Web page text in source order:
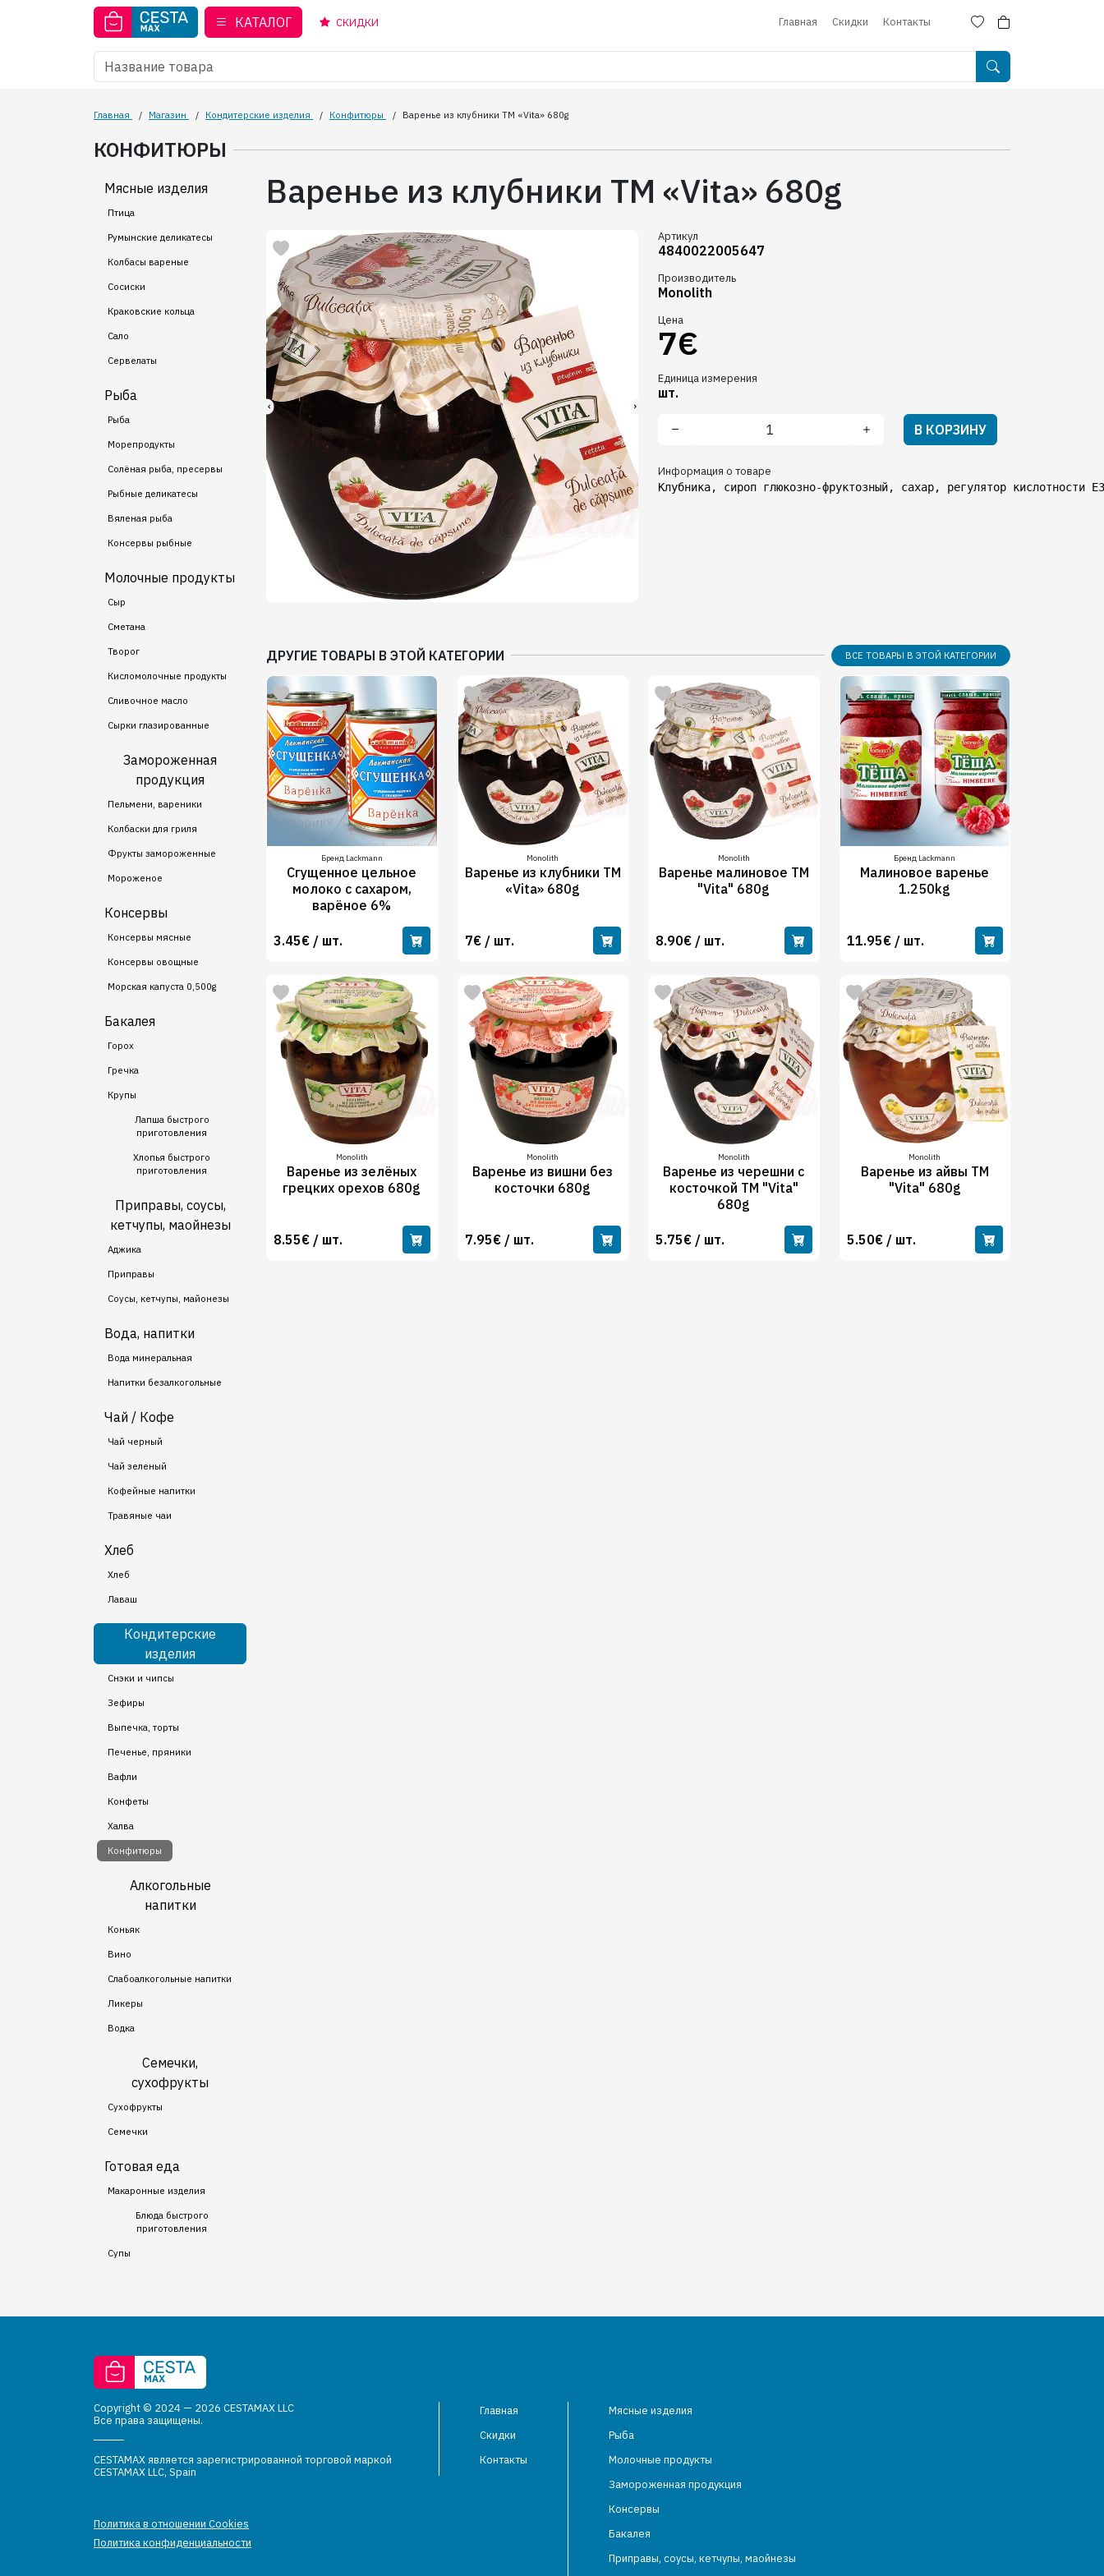
КАТАЛОГ СКИДКИ Главная Скидки Контакты
Главная / Магазин / Кондитерские изделия / Конфитюры / Варенье из клубники ТМ «Vita» 680g
КОНФИТЮРЫ
Мясные изделия
Птица
Румынские деликатесы
Колбасы вареные
Сосиски
Краковские кольца
Сало
Сервелаты
Рыба
Рыба
Морепродукты
Солёная рыба, пресервы
Рыбные деликатесы
Вяленая рыба
Консервы рыбные
Молочные продукты
Сыр
Сметана
Творог
Кисломолочные продукты
Сливочное масло
Сырки глазированные
Замороженная
продукция
Пельмени, вареники
Колбаски для гриля
Фрукты замороженные
Мороженое
Консервы
Консервы мясные
Консервы овощные
Морская капуста 0,500g
Бакалея
Горох
Гречка
Крупы
Лапша быстрого
приготовления
Хлопья быстрого
приготовления
Приправы, соусы,
кетчупы, маойнезы
Аджика
Приправы
Соусы, кетчупы, майонезы
Вода, напитки
Вода минеральная
Напитки безалкогольные
Чай / Кофе
Чай черный
Чай зеленый
Кофейные напитки
Травяные чаи
Хлеб
Хлеб
Лаваш
Кондитерские
изделия
Снэки и чипсы
Зефиры
Выпечка, торты
Печенье, пряники
Вафли
Конфеты
Халва
Конфитюры
Алкогольные
напитки
Коньяк
Вино
Слабоалкогольные напитки
Ликеры
Водка
Семечки,
сухофрукты
Сухофрукты
Семечки
Готовая еда
Макаронные изделия
Блюда быстрого
приготовления
Супы
Варенье из клубники ТМ «Vita» 680g
Артикул
4840022005647
Производитель
Monolith
Цена
7€
Единица измерения
шт.
В КОРЗИНУ
Информация о товаре
Клубника, сироп глюкозно-фруктозный, сахар, регулятор
ДРУГИЕ ТОВАРЫ В ЭТОЙ КАТЕГОРИИ ВСЕ ТОВАРЫ В ЭТОЙ КАТЕГОРИИ
Бренд Lackmann
Сгущенное цельное
молоко с сахaром,
варёнoe 6%
3.45€ / шт.
Monolith
Варенье из клубники ТМ
«Vita» 680g
7€ / шт.
Monolith
Варенье малиновое ТМ
"Vita" 680g
8.90€ / шт.
Бренд Lackmann
Малиновое варенье
1.250kg
11.95€ / шт.
Monolith
Варенье из зелёных
грецких орехов 680g
8.55€ / шт.
Monolith
Варенье из вишни без
косточки 680g
7.95€ / шт.
Monolith
Варенье из черешни с
косточкой ТМ "Vita"
680g
5.75€ / шт.
Monolith
Варенье из айвы ТМ
"Vita" 680g
5.50€ / шт.
Copyright © 2024 — 2026 CESTAMAX LLC
Все права защищены.
CESTAMAX является зарегистрированной торговой маркой
CESTAMAX LLC, Spain
Политика в отношении Cookies
Политика конфиденциальности
Главная
Скидки
Контакты
Мясные изделия
Рыба
Молочные продукты
Замороженная продукция
Консервы
Бакалея
Приправы, соусы, кетчупы, маойнезы